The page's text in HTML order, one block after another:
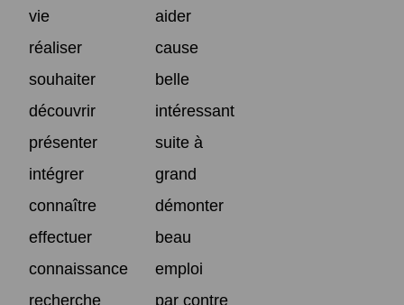
vie
aider
réaliser
cause
souhaiter
belle
découvrir
intéressant
présenter
suite à
intégrer
grand
connaître
démonter
effectuer
beau
connaissance
emploi
recherche
par contre